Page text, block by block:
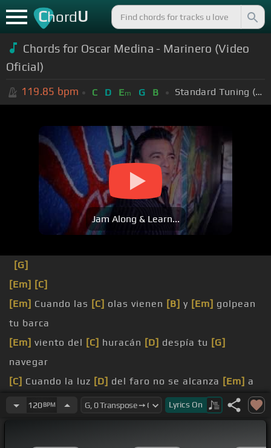
ChordU
Chords for Oscar Medina - Marinero (Video
Oficial)
119.85 bpm C D Em G B Standard Tuning (EADGBE)
Jam Along & Learn...
[G]
[Em] [C]
[Em] Cuando las [C] olas vienen [B] y [Em] golpean
tu barca
[Em] viento del [C] huracán [D] despía tu [G]
navegar
[C] Cuando la luz [D] del faro no se alcanza [Em] a
mirar
marinero, quién es tu[Em]
120BPM Lyrics On